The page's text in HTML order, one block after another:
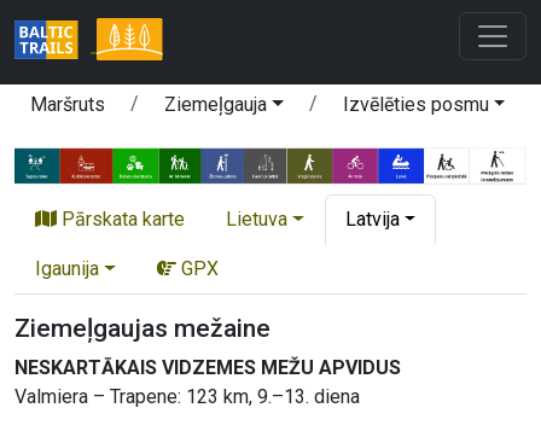
Maršruts Ziemeļgauja Izvēlēties posmu
Pārskata karte Lietuva Latvija
Igaunija GPX
Ziemeļgaujas mežaine
NESKARTĀKAIS VIDZEMES MEŽU APVIDUS
Valmiera – Trapene: 123 km, 9.–13. diena